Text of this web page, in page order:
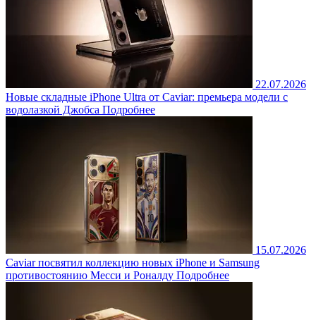
22.07.2026
Новые складные iPhone Ultra от Caviar: премьера модели с
водолазкой Джобса Подробнее
15.07.2026
Caviar посвятил коллекцию новых iPhone и Samsung
противостоянию Месси и Роналду Подробнее